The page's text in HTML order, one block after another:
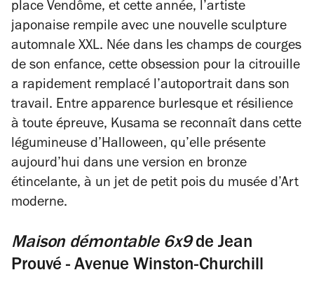
place Vendôme, et cette année, l’artiste
japonaise rempile avec une nouvelle sculpture
automnale XXL. Née dans les champs de courges
de son enfance, cette obsession pour la citrouille
a rapidement remplacé l’autoportrait dans son
travail. Entre apparence burlesque et résilience
à toute épreuve, Kusama se reconnaît dans cette
légumineuse d’Halloween, qu’elle présente
aujourd’hui dans une version en bronze
étincelante, à un jet de petit pois du musée d’Art
moderne.
Maison démontable 6x9de Jean
Prouvé - Avenue Winston-Churchill